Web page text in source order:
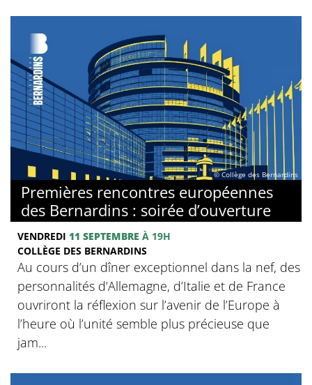
© Collège des Bernardins
Premières rencontres européennes
des Bernardins : soirée d’ouverture
VENDREDI 11 SEPTEMBRE À 19H
COLLÈGE DES BERNARDINS
Au cours d’un dîner exceptionnel dans la nef, des
personnalités d’Allemagne, d’Italie et de France
ouvriront la réflexion sur l’avenir de l’Europe à
l’heure où l’unité semble plus précieuse que
jam...